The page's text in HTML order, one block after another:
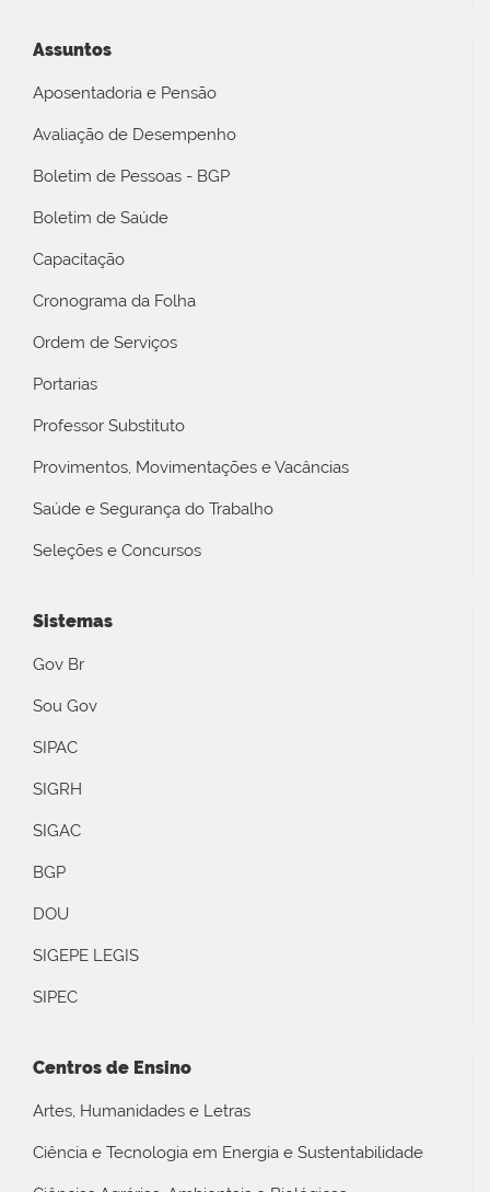
Assuntos
Aposentadoria e Pensão
Avaliação de Desempenho
Boletim de Pessoas - BGP
Boletim de Saúde
Capacitação
Cronograma da Folha
Ordem de Serviços
Portarias
Professor Substituto
Provimentos, Movimentações e Vacâncias
Saúde e Segurança do Trabalho
Seleções e Concursos
Sistemas
Gov Br
Sou Gov
SIPAC
SIGRH
SIGAC
BGP
DOU
SIGEPE LEGIS
SIPEC
Centros de Ensino
Artes, Humanidades e Letras
Ciência e Tecnologia em Energia e Sustentabilidade